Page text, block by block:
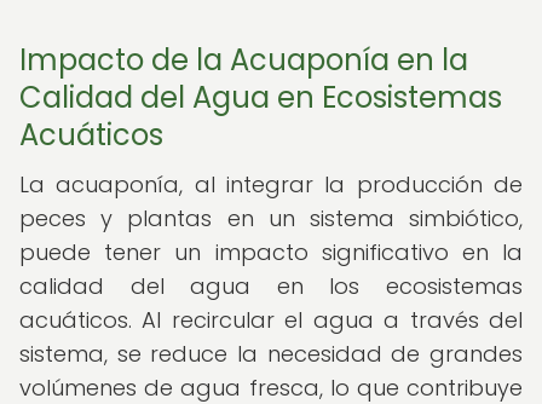
Impacto de la Acuaponía en la
Calidad del Agua en Ecosistemas
Acuáticos
La acuaponía, al integrar la producción de
peces y plantas en un sistema simbiótico,
puede tener un impacto significativo en la
calidad del agua en los ecosistemas
acuáticos. Al recircular el agua a través del
sistema, se reduce la necesidad de grandes
volúmenes de agua fresca, lo que contribuye